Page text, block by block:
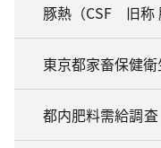
豚熱（CSF 旧称
東京都家畜保健
都内肥料需給調査